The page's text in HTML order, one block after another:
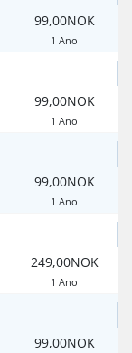
99,00NOK
1 Ano
99,00NOK
1 Ano
99,00NOK
1 Ano
249,00NOK
1 Ano
99,00NOK